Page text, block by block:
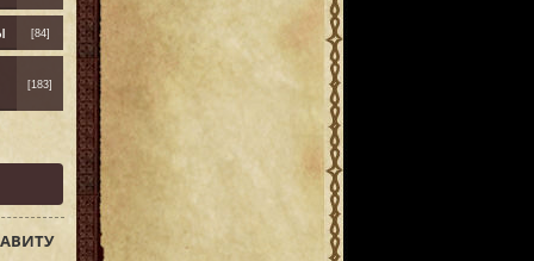
[84]
[183]